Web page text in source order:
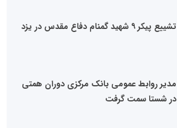
تشییع پیکر ۹ شهید گمنام دفاع مقدس در یزد
مدیر روابط عمومی بانک مرکزی دوران همتی
در شستا سمت گرفت